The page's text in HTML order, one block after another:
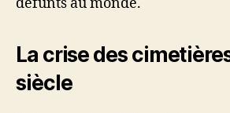
défunts au monde.
La crise des
siècle